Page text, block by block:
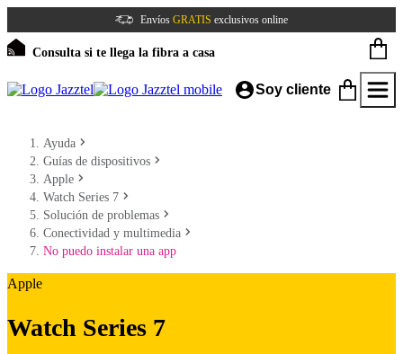
Envíos GRATIS exclusivos online
Consulta si te llega la fibra a casa
Soy cliente
Ayuda
Guías de dispositivos
Apple
Watch Series 7
Solución de problemas
Conectividad y multimedia
No puedo instalar una app
Apple
Watch Series 7